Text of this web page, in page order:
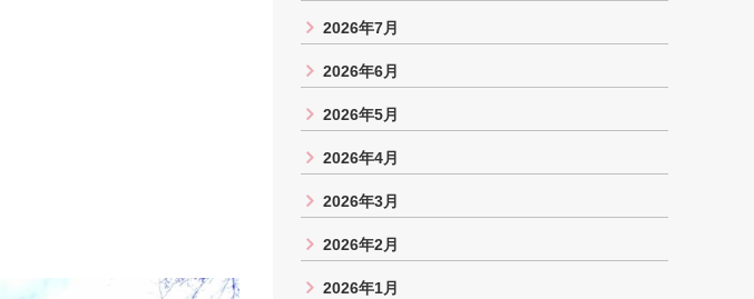
2026年7月
2026年6月
2026年5月
2026年4月
2026年3月
2026年2月
2026年1月